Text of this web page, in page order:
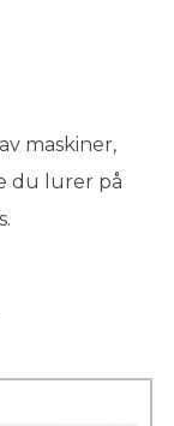
maskiner,
du lurer på